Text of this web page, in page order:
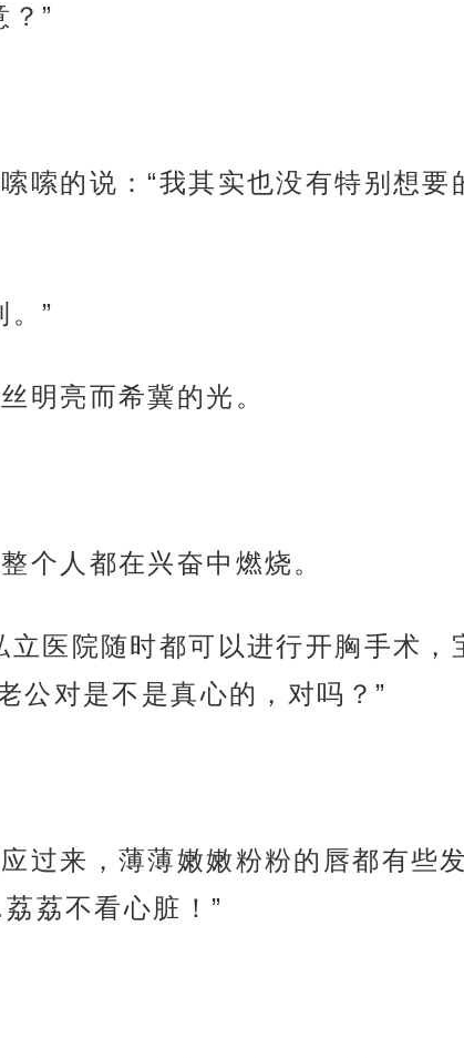
”
嗦的说：“我其实也没有特别想
”
明亮而希冀的光。
个人都在兴奋中燃烧。
医院随时都可以进行开胸手术，
公对是不是真心的，对吗？”
过来，薄薄嫩嫩粉粉的唇都有些
荔不看心脏！”